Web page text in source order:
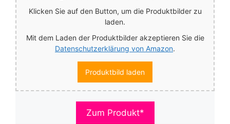
Klicken Sie auf den Button, um die Produktbilder zu
laden.
Mit dem Laden der Produktbilder akzeptieren Sie die
Datenschutzerklärung von Amazon.
Produktbild laden
Zum Produkt*